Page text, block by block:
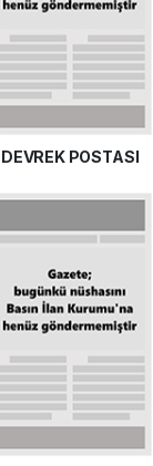
DEVREK POSTASI